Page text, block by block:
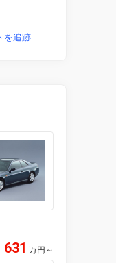
を追跡
631 万円 ～